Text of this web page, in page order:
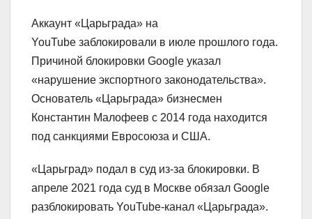
Аккаунт «Царьграда» на
YouTube заблокировали в июле прошлого года.
Причиной блокировки Google указал
«нарушение экспортного законодательства».
Основатель «Царьграда» бизнесмен
Константин Малофеев с 2014 года находится
под санкциями Евросоюза и США.
«Царьград» подал в суд из-за блокировки. В
апреле 2021 года суд в Москве обязал Google
разблокировать YouTube-канал «Царьграда».